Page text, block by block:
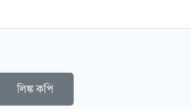
লিঙ্ক কপি